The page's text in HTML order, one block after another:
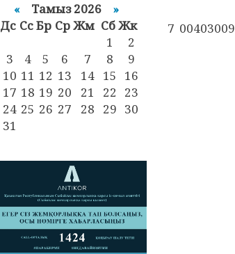
« Тамыз 2026 »
Дс CcБр Ср Жм Сб Жк
1
2
3
4 5 6 7 8
9
10 11 12 13 14 15
16
17 18 19 20 21 22
23
24 25 26 27 28 29 30
31
7 00403009